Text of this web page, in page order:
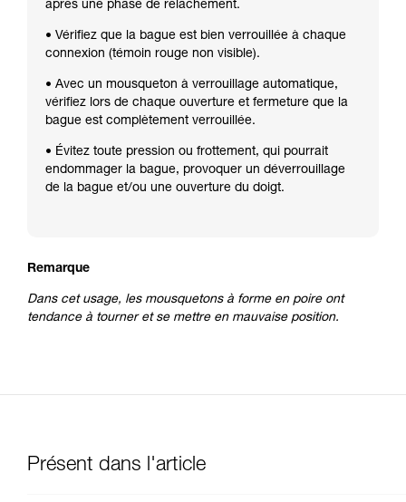
après une phase de relâchement.
• Vérifiez que la bague est bien verrouillée à chaque
connexion (témoin rouge non visible).
• Avec un mousqueton à verrouillage automatique,
vérifiez lors de chaque ouverture et fermeture que la
bague est complètement verrouillée.
• Évitez toute pression ou frottement, qui pourrait
endommager la bague, provoquer un déverrouillage
de la bague et/ou une ouverture du doigt.
Remarque
Dans cet usage, les mousquetons à forme en poire ont
tendance à tourner et se mettre en mauvaise position.
Présent dans l'article